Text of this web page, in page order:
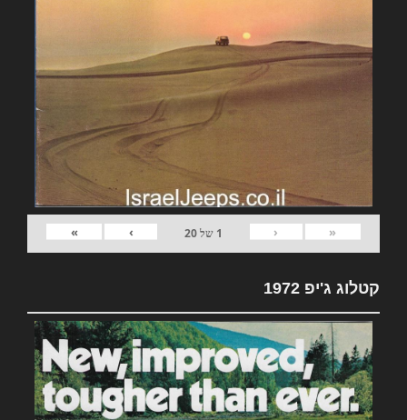
«
‹
1 של20
›
»
קטלוג ג'יפ 1972